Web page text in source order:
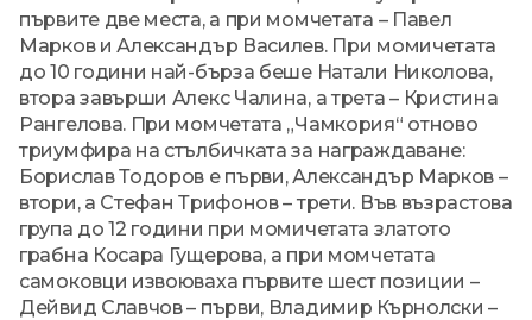
първите две места, а при момчетата – Павел
Марков и Александър Василев. При момичетата
до 10 години най-бърза беше Натали Николова,
втора завърши Алекс Чалина, а трета – Кристина
Рангелова. При момчетата „Чамкория“ отново
триумфира на стълбичката за награждаване:
Борислав Тодоров е първи, Александър Марков –
втори, а Стефан Трифонов – трети. Във възрастова
група до 12 години при момичетата златото
грабна Косара Гущерова, а при момчетата
самоковци извоюваха първите шест позиции –
Дейвид Славчов – първи, Владимир Кърнолски –